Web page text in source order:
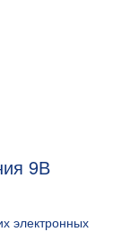
9В
электронных